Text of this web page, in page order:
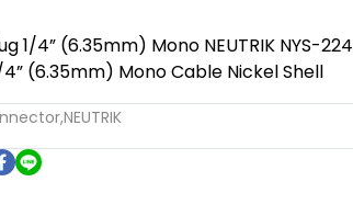
1/4” (6.35mm) Mono NEUTRIK NYS-224
4” (6.35mm) Mono Cable Nickel Shell
,NEUTRIK